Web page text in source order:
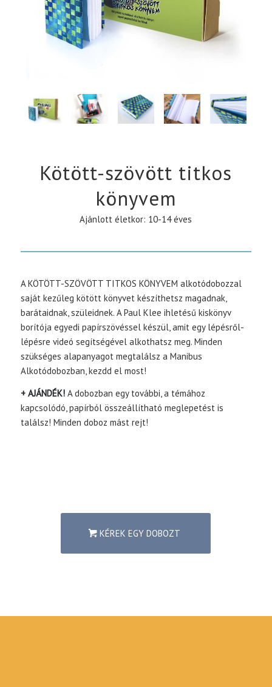
Kötött-szövött titkos
könyvem
Ajánlott életkor: 10-14 éves
A KÖTÖTT-SZÖVÖTT TITKOS KÖNYVEM alkotódobozzal
saját kezűleg kötött könyvet készíthetsz magadnak,
barátaidnak, szüleidnek. A Paul Klee ihletésű kiskönyv
borítója egyedi papírszövéssel készül, amit egy lépésről-
lépésre videó segítségével alkothatsz meg. Minden
szükséges alapanyagot megtalálsz a Manibus
Alkotódobozban, kezdd el most!
+ AJÁNDÉK!A dobozban egy további, a témához
kapcsolódó, papírból összeállítható meglepetést is
találsz! Minden doboz mást rejt!
KÉREK EGY DOBOZT